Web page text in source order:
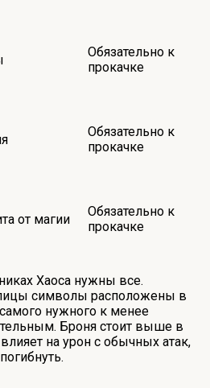
Обязательно к
прокачке
Обязательно к
прокачке
от магии
Обязательно к
прокачке
Хаоса нужны все.
символы расположены в
нужного к менее
Броня стоит выше в
на урон с обычных атак,